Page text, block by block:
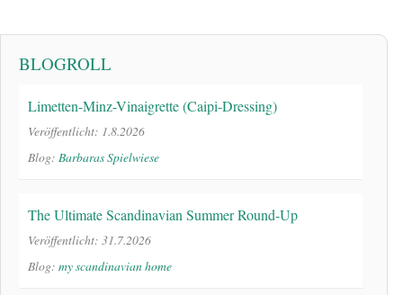
BLOGROLL
Limetten-Minz-Vinaigrette (Caipi-Dressing)
Veröffentlicht: 1.8.2026
Blog: Barbaras Spielwiese
The Ultimate Scandinavian Summer Round-Up
Veröffentlicht: 31.7.2026
Blog: my scandinavian home